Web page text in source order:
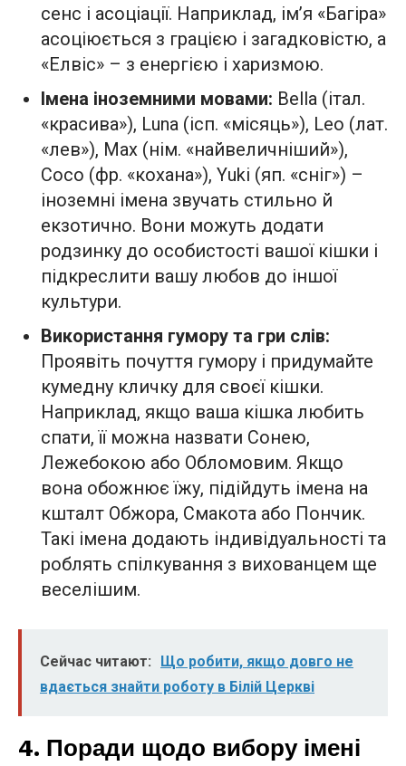
сенс і асоціації. Наприклад, ім’я «Багіра»
асоціюється з грацією і загадковістю, а
«Елвіс» – з енергією і харизмою.
Імена іноземними мовами: Bella (італ.
«красива»), Luna (ісп. «місяць»), Leo (лат.
«лев»), Max (нім. «найвеличніший»),
Coco (фр. «кохана»), Yuki (яп. «сніг») –
іноземні імена звучать стильно й
екзотично. Вони можуть додати
родзинку до особистості вашої кішки і
підкреслити вашу любов до іншої
культури.
Використання гумору та гри слів:
Проявіть почуття гумору і придумайте
кумедну кличку для своєї кішки.
Наприклад, якщо ваша кішка любить
спати, її можна назвати Сонею,
Лежебокою або Обломовим. Якщо
вона обожнює їжу, підійдуть імена на
кшталт Обжора, Смакота або Пончик.
Такі імена додають індивідуальності та
роблять спілкування з вихованцем ще
веселішим.
Сейчас читают:
Що робити, якщо довго не
вдається знайти роботу в Білій Церкві
4. Поради щодо вибору імені